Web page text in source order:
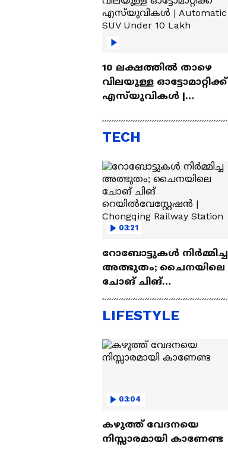
10 ലക്ഷത്തിൽ താഴെ
വിലയുള്ള ഓട്ടോമാറ്റിക്ക്
എസ്‍യുവികൾ |
Lakh
TECH
03:21
റോബോട്ടുകൾ നിർമ്മിച്ച
അത്ഭുതം; ചൈനയിലെ
ചോങ് ചിങ്
റെയിൽവേസ്റ്റേഷൻ |
Chongqing Railway Station
LIFESTYLE
03:04
കഴുത്ത് വേദനയെ
നിസ്സാരമായി കാണേണ്ട